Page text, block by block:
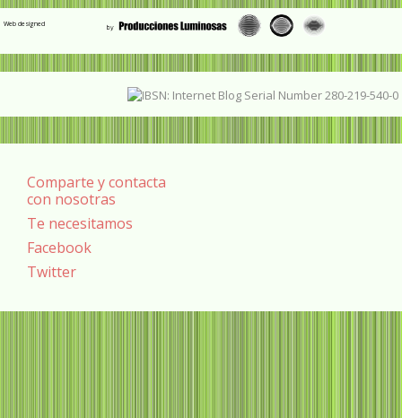
Web designed
Comparte y contacta
con nosotras
Te necesitamos
Facebook
Twitter